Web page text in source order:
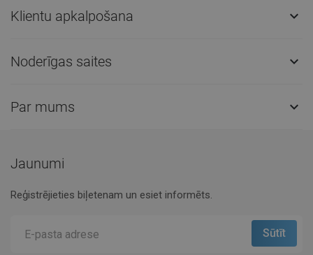
Klientu apkalpošana 
Noderīgas saites 
Par mums 
Jaunumi
Reģistrējieties biļetenam un esiet informēts.